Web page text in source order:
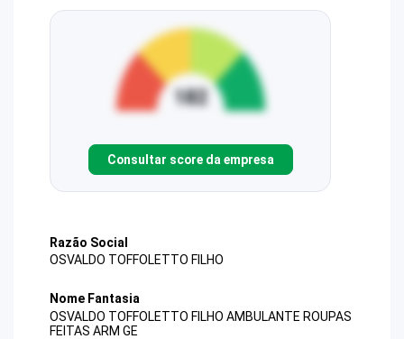
Consultar score da empresa
Razão Social
OSVALDO TOFFOLETTO FILHO
Nome Fantasia
OSVALDO TOFFOLETTO FILHO AMBULANTE ROUPAS
FEITAS ARM GE